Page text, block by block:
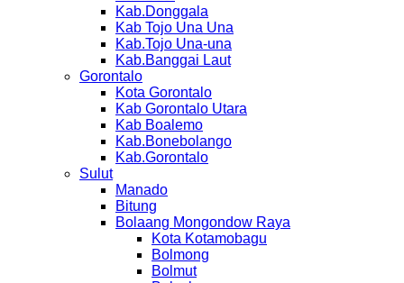
Kab.Donggala
Kab Tojo Una Una
Kab.Tojo Una-una
Kab.Banggai Laut
Gorontalo
Kota Gorontalo
Kab Gorontalo Utara
Kab Boalemo
Kab.Bonebolango
Kab.Gorontalo
Sulut
Manado
Bitung
Bolaang Mongondow Raya
Kota Kotamobagu
Bolmong
Bolmut